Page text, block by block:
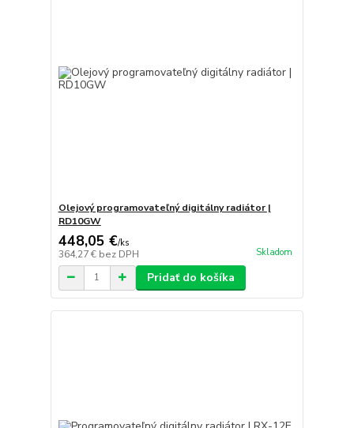
Olejový programovateľný digitálny radiátor |
RD10GW
448,05 €/ks
364,27 € bez DPH Skladom
Pridať do košíka